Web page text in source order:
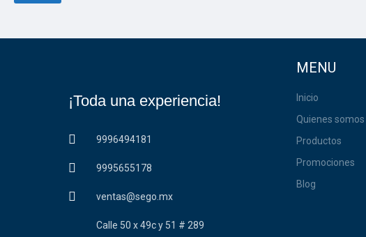
¡Toda una experiencia!
9996494181
9995655178
ventas@sego.mx
Calle 50 x 49c y 51 # 289
MENU
Inicio
Quienes somos
Productos
Promociones
Blog